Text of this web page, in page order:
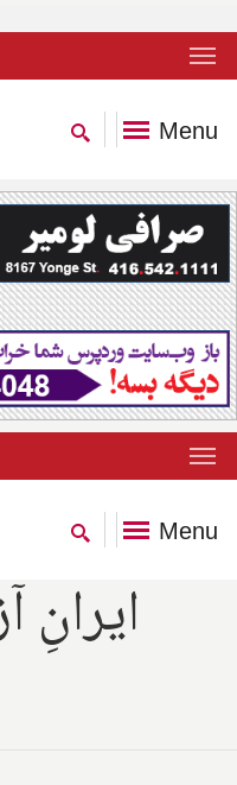
Menu
Menu
ایرانِ